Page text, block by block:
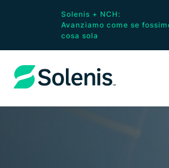
Solenis + NCH:
Avanziamo come se
cosa sola